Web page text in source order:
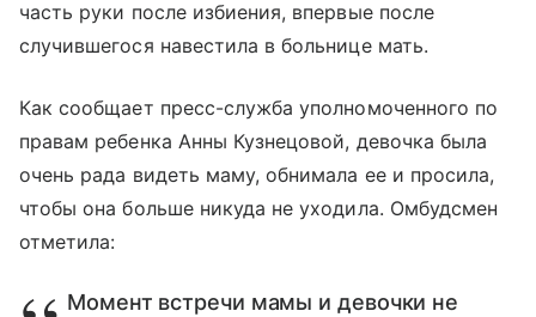
часть руки после избиения, впервые после
случившегося навестила в больнице мать.
Как сообщает пресс-служба уполномоченного по
правам ребенка Анны Кузнецовой, девочка была
очень рада видеть маму, обнимала ее и просила,
чтобы она больше никуда не уходила. Омбудсмен
отметила:
Момент встречи мамы и девочки не